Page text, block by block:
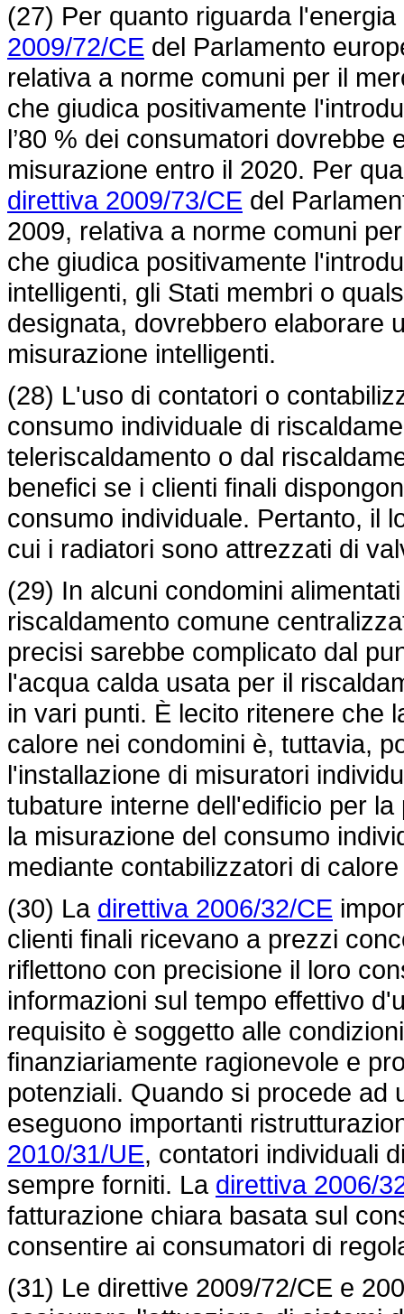
(27) Per quanto riguarda
2009/72/CE del Parlamento
relativa a norme comuni per il
che giudica positivamente
l’80 % dei consumatori
misurazione entro il 2020. Per
direttiva 2009/73/CE del
2009, relativa a norme comuni
che giudica positivamente
intelligenti, gli Stati membri o
designata, dovrebbero elaborare
misurazione intelligenti.
(28) L'uso di contatori o
consumo individuale di
teleriscaldamento o dal
benefici se i clienti finali
consumo individuale. Pertanto, il
cui i radiatori sono attrezzati di
(29) In alcuni condomini
riscaldamento comune
precisi sarebbe complicato dal
l'acqua calda usata per il
in vari punti. È lecito ritenere che
calore nei condomini è, tuttavia,
l'installazione di misuratori
tubature interne dell'edificio per
la misurazione del consumo
mediante contabilizzatori di
(30) La direttiva 2006/32/CE
clienti finali ricevano a prezzi
riflettono con precisione il loro
informazioni sul tempo effettivo
requisito è soggetto alle
finanziariamente ragionevole e
potenziali. Quando si procede ad
eseguono importanti
2010/31/UE, contatori individuali
sempre forniti. La direttiva 2006/
fatturazione chiara basata sul
consentire ai consumatori di
(31) Le direttive 2009/72/CE e